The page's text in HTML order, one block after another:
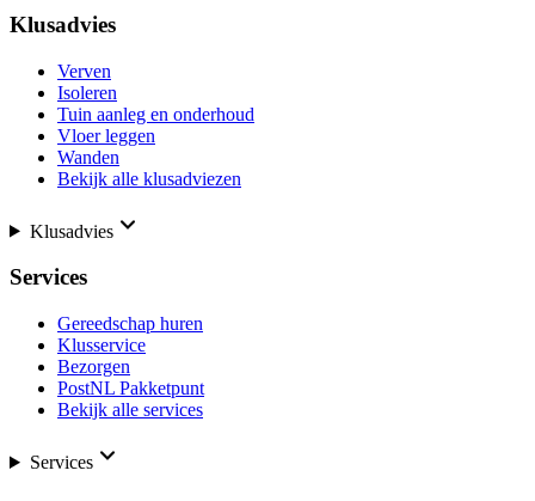
Klusadvies
Verven
Isoleren
Tuin aanleg en onderhoud
Vloer leggen
Wanden
Bekijk alle klusadviezen
Klusadvies
Services
Gereedschap huren
Klusservice
Bezorgen
PostNL Pakketpunt
Bekijk alle services
Services